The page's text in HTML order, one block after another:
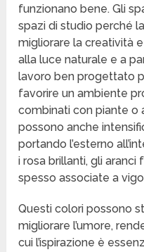
funzionano bene. Gli
spazi di studio perché
migliorare la creatività
alla luce naturale e a
lavoro ben progettato
favorire un ambiente
combinati con piante o
possono anche
portando l’esterno
i rosa brillanti, gli aranci
spesso associate a
Questi colori possono
migliorare l’umore,
cui l’ispirazione è